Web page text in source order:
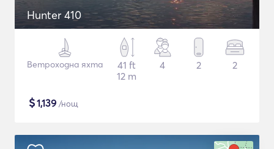
Hunter 410
Ветроходна яхта
41 ft
12 m
4 2 2
$1,139 /нощ